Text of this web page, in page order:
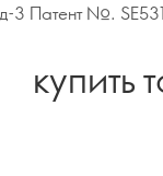
3 Патент №.
купить